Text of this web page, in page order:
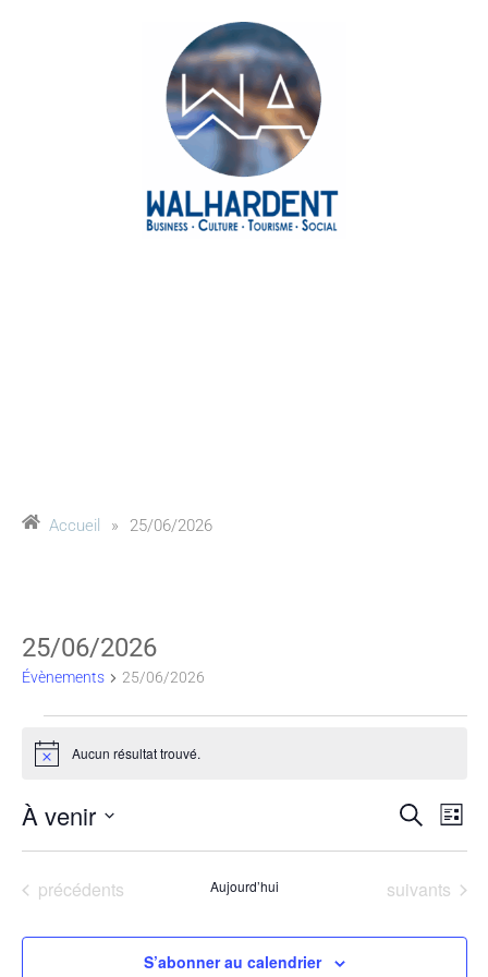
Accueil » 25/06/2026
25/06/2026
Évènements 25/06/2026
Notice Aucun résultat trouvé.
et
de
Recherche
de
Liste
À venir
date.Évènements
précédents Aujourd’hui Évènements
suivants
S’abonner au calendrier